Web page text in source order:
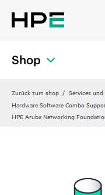
Shop
Zurück zum shop Services
Hardware Software Combo
HPE Aruba Networking